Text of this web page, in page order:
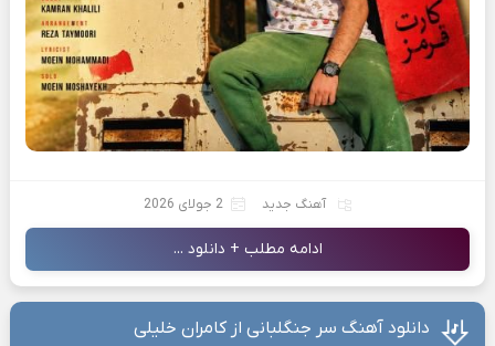
آهنگ جدید 2 جولای 2026
ادامه مطلب + دانلود ...
دانلود آهنگ سر جنگلبانی از کامران خلیلی